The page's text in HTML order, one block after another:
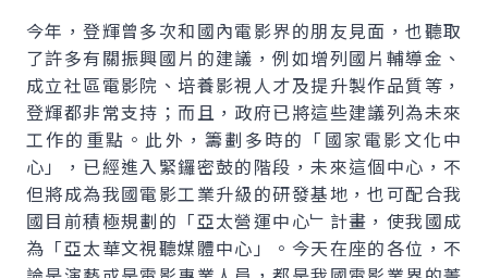
今年，登輝曾多次和國內電影界的朋友見面，也聽取
了許多有關振興國片的建議，例如增列國片輔導金、
成立社區電影院、培養影視人才及提升製作品質等，
登輝都非常支持；而且，政府已將這些建議列為未來
工作的重點。此外，籌劃多時的「國家電影文化中
心」，已經進入緊鑼密鼓的階段，未來這個中心，不
但將成為我國電影工業升級的研發基地，也可配合我
國目前積極規劃的「亞太營運中心﹂計畫，使我國成
為「亞太華文視聽媒體中心」。今天在座的各位，不